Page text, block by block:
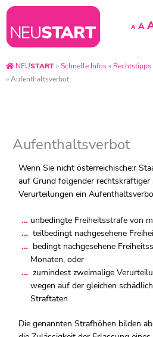
A A
NEUSTART»Schnelle Infos» Rechtstipps
»Aufenthaltsverbot
Aufenthaltsverbot
Wenn Sie nicht österreichische:r
auf Grund folgender
Verurteilungen ein
unbedingte Freiheitsstrafe von
teilbedingt nachgesehene
bedingt nachgesehene
Monaten, oder
zumindest zweimalige
wegen auf der gleichen
Straftaten
Die genannten Strafhöhen bilden